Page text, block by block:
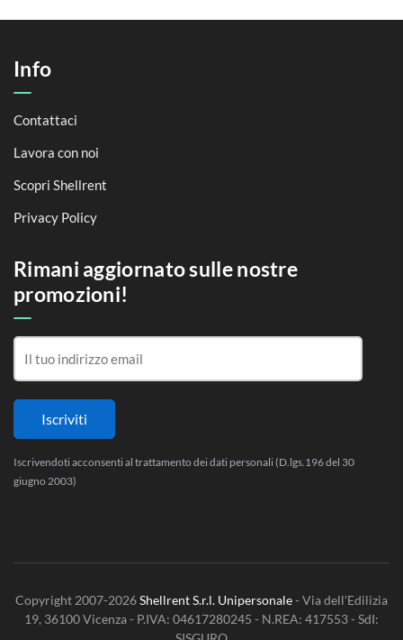
Info
Contattaci
Lavora con noi
Scopri Shellrent
Privacy Policy
Rimani aggiornato sulle nostre
promozioni!
Iscrivendoti acconsenti al trattamento dei dati personali (D.lgs.196 del 30
giugno 2003)
Copyright 2007-2026Shellrent S.r.l. Unipersonale- Via dell'Edilizia
19, 36100 Vicenza - P.IVA: 04617280245 - N.REA: 417553 - SdI: